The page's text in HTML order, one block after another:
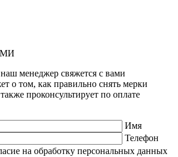
менеджер свяжется с вами
о том, как правильно снять мерки
проконсультирует по оплате
Имя
Телефон
на обработку персональных данных